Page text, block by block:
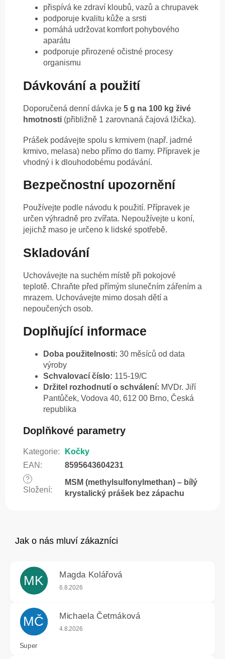
přispívá ke zdraví kloubů, vazů a chrupavek
podporuje kvalitu kůže a srsti
pomáhá udržovat komfort pohybového
aparátu
podporuje přirozené očistné procesy
organismu
Dávkování a použití
Doporučená denní dávka je 5 g na 100 kg živé
hmotnosti (přibližně 1 zarovnaná čajová lžička).
Prášek podávejte spolu s krmivem (např. jadrné
krmivo, melasa) nebo přímo do tlamy. Přípravek je
vhodný i k dlouhodobému podávání.
Bezpečnostní upozornění
Používejte podle návodu k použití. Přípravek je
určen výhradně pro zvířata. Nepoužívejte u koní,
jejichž maso je určeno k lidské spotřebě.
Skladování
Uchovávejte na suchém místě při pokojové
teplotě. Chraňte před přímým slunečním zářením a
mrazem. Uchovávejte mimo dosah dětí a
nepoučených osob.
Doplňující informace
Doba použitelnosti: 30 měsíců od data
výroby
Schvalovací číslo: 115-19/C
Držitel rozhodnutí o schválení: MVDr. Jiří
Pantůček, Vodova 40, 612 00 Brno, Česká
republika
Doplňkové parametry
Kategorie:
Kočky
EAN : 8595643604231
?
Složení:
MSM (methylsulfonylmethan) – bílý
krystalický prášek bez zápachu
MK Magda Kolářová
Hodnocení obchodu je 5 z 5 hvězdiček.
6.8.2026
MČ Michaela Četmáková
Hodnocení obchodu je 5 z 5 hvězdiček.
4.8.2026
Super